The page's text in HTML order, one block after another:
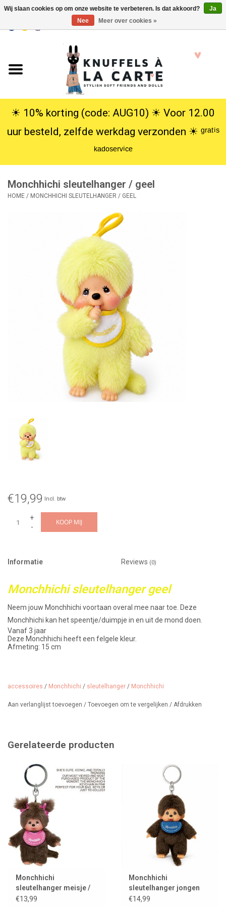
USD
Knuffels
Poppen
SALE
Cadeauservice
☀︎ 10% korting (code: AUG10) ☀︎ Voor 12.00
uur besteld, zelfde werkdag verzonden ☀︎ ᵍʳᵃᵗⁱˢ
ᵏᵃᵈᵒˢᵉʳᵛⁱᶜᵉ
Monchhichi sleutelhanger / geel
HOME / MONCHHICHI SLEUTELHANGER / GEEL
€19,99 Incl. btw
+
-
KOOP MIJ
Informatie Reviews (0)
Monchhichi sleutelhanger geel
Neem jouw Monchhichi voortaan overal mee naar toe. Deze
Monchhichi kan het speentje/duimpje in en uit de mond doen.
Vanaf 3 jaar
Deze Monchhichi heeft een felgele kleur.
Afmeting: 15 cm
Sekiguchi combineerde een zachte pluchen aap met een
herkenbaar vinyl gezichtje van een duimzuigende pop. Meteen
en zijn tot op vandaag geliefd bij kinderen wereldwijd.
accessoires / Monchhichi / sleutelhanger / Monchhichi
Aan verlanglijst toevoegen / Toevoegen om te vergelijken / Afdrukken
Gerelateerde producten
Monchhichi
sleutelhanger meisje /
roze
€13,99
Monchhichi
sleutelhanger jongen
€14,99
Wij slaan cookies op om onze website te verbeteren. Is dat akkoord?
Ja
Nee
Meer over cookies »